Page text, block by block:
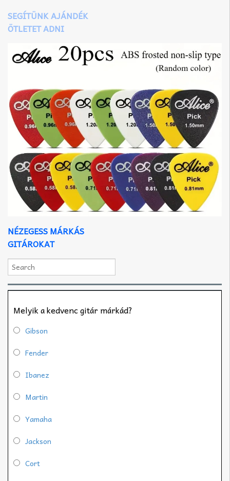
SEGÍTÜNK AJÁNDÉK
ÖTLETET ADNI
NÉZEGESS MÁRKÁS
GITÁROKAT
Melyik a kedvenc gitár márkád?
Gibson
Fender
Ibanez
Martin
Yamaha
Jackson
Cort